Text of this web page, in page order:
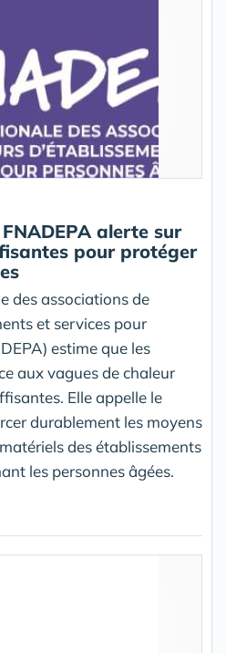
alerte sur
pour protéger
des associations de
et services pour
estime que les
aux vagues de chaleur
Elle appelle le
durablement les moyens
des établissements
les personnes âgées.